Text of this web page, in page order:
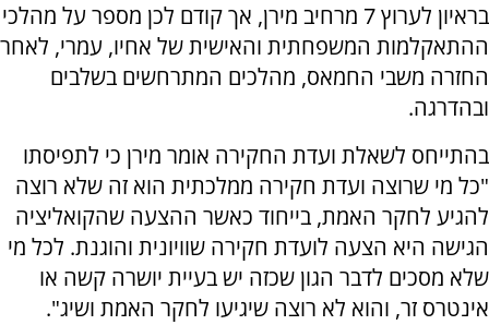
בראיון לערוץ 7 מרחיב מירן, אך קודם לכן מספר על מהלכי
ההתאקלמות המשפחתית והאישית של אחיו, עמרי, לאחר
החזרה משבי החמאס, מהלכים המתרחשים בשלבים
ובהדרגה.
בהתייחס לשאלת ועדת החקירה אומר מירן כי לתפיסתו
"כל מי שרוצה ועדת חקירה ממלכתית הוא זה שלא רוצה
להגיע לחקר האמת, בייחוד כאשר ההצעה שהקואליציה
הגישה היא הצעה לועדת חקירה שוויונית והוגנת. לכל מי
שלא מסכים לדבר הגון שכזה יש בעיית יושרה קשה או
אינטרס זר, והוא לא רוצה שיגיעו לחקר האמת ושיג".